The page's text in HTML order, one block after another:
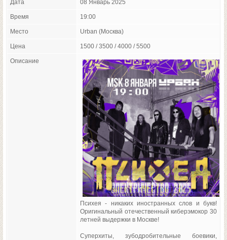
Дата 08 Январь 2025
Время 19:00
Место Urban (Москва)
Цена 1500 / 3500 / 4000 / 5500
Описание
Психея - никаких иностранных слов и букв!
Оригинальный отечественный киберэмокор 30
летней выдержки в Москве!
Суперхиты, зубодробительные боевики,